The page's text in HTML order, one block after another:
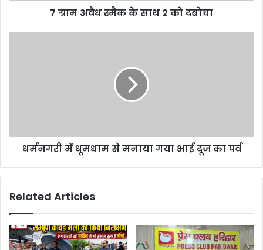
7 ग्राम अवैध स्मैक के साथ 2 को दबोचा
धर्मनगरी में धूमधाम से मनाया गया भाई दूज का पर्व
Related Articles